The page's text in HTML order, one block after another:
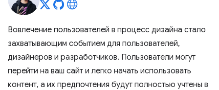
Вовлечение пользователей в процесс дизайна стало
захватывающим событием для пользователей,
дизайнеров и разработчиков. Пользователи могут
перейти на ваш сайт и легко начать использовать
контент, а их предпочтения будут полностью учтены в